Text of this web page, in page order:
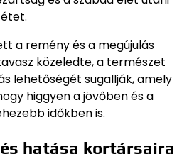
a remény és a megújulás
közeledte, a természet
lehetőségét sugallják, amely
higgyen a jövőben és a
időkben is.
hatása kortársaira